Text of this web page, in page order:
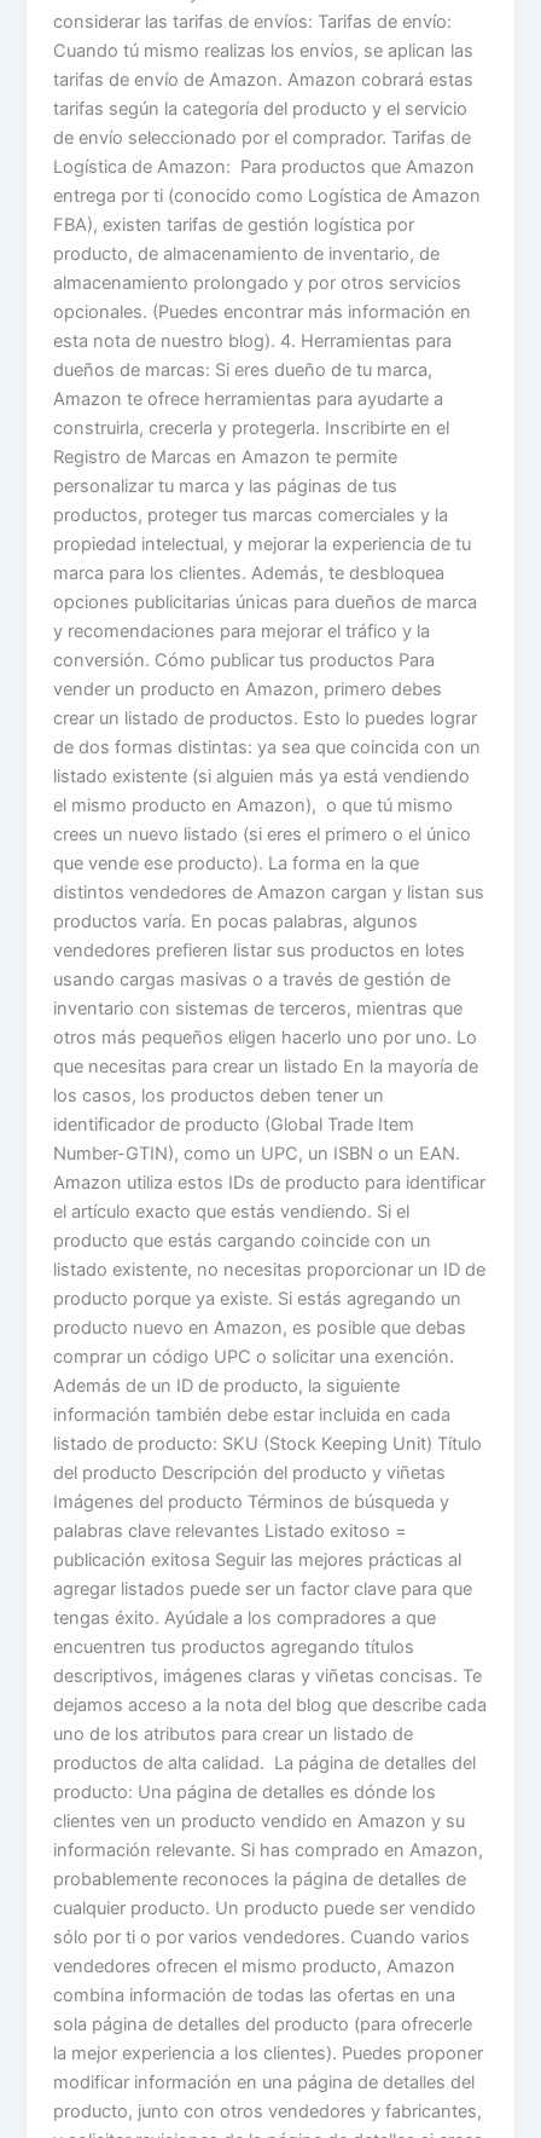
considerar las tarifas de envíos: Tarifas de envío:
Cuando tú mismo realizas los envíos, se aplican las
tarifas de envío de Amazon. Amazon cobrará estas
tarifas según la categoría del producto y el servicio
de envío seleccionado por el comprador. Tarifas de
Logística de Amazon: Para productos que Amazon
entrega por ti (conocido como Logística de Amazon
FBA), existen tarifas de gestión logística por
producto, de almacenamiento de inventario, de
almacenamiento prolongado y por otros servicios
opcionales. (Puedes encontrar más información en
esta nota de nuestro blog). 4. Herramientas para
dueños de marcas: Si eres dueño de tu marca,
Amazon te ofrece herramientas para ayudarte a
construirla, crecerla y protegerla. Inscribirte en el
Registro de Marcas en Amazon te permite
personalizar tu marca y las páginas de tus
productos, proteger tus marcas comerciales y la
propiedad intelectual, y mejorar la experiencia de tu
marca para los clientes. Además, te desbloquea
opciones publicitarias únicas para dueños de marca
y recomendaciones para mejorar el tráfico y la
conversión. Cómo publicar tus productos Para
vender un producto en Amazon, primero debes
crear un listado de productos. Esto lo puedes lograr
de dos formas distintas: ya sea que coincida con un
listado existente (si alguien más ya está vendiendo
el mismo producto en Amazon), o que tú mismo
crees un nuevo listado (si eres el primero o el único
que vende ese producto). La forma en la que
distintos vendedores de Amazon cargan y listan sus
productos varía. En pocas palabras, algunos
vendedores prefieren listar sus productos en lotes
usando cargas masivas o a través de gestión de
inventario con sistemas de terceros, mientras que
otros más pequeños eligen hacerlo uno por uno. Lo
que necesitas para crear un listado En la mayoría de
los casos, los productos deben tener un
identificador de producto (Global Trade Item
Number-GTIN), como un UPC, un ISBN o un EAN.
Amazon utiliza estos IDs de producto para identificar
el artículo exacto que estás vendiendo. Si el
producto que estás cargando coincide con un
listado existente, no necesitas proporcionar un ID de
producto porque ya existe. Si estás agregando un
producto nuevo en Amazon, es posible que debas
comprar un código UPC o solicitar una exención.
Además de un ID de producto, la siguiente
información también debe estar incluida en cada
listado de producto: SKU (Stock Keeping Unit) Título
del producto Descripción del producto y viñetas
Imágenes del producto Términos de búsqueda y
palabras clave relevantes Listado exitoso =
publicación exitosa Seguir las mejores prácticas al
agregar listados puede ser un factor clave para que
tengas éxito. Ayúdale a los compradores a que
encuentren tus productos agregando títulos
descriptivos, imágenes claras y viñetas concisas. Te
dejamos acceso a la nota del blog que describe cada
uno de los atributos para crear un listado de
productos de alta calidad. La página de detalles del
producto: Una página de detalles es dónde los
clientes ven un producto vendido en Amazon y su
información relevante. Si has comprado en Amazon,
probablemente reconoces la página de detalles de
cualquier producto. Un producto puede ser vendido
sólo por ti o por varios vendedores. Cuando varios
vendedores ofrecen el mismo producto, Amazon
combina información de todas las ofertas en una
sola página de detalles del producto (para ofrecerle
la mejor experiencia a los clientes). Puedes proponer
modificar información en una página de detalles del
producto, junto con otros vendedores y fabricantes,